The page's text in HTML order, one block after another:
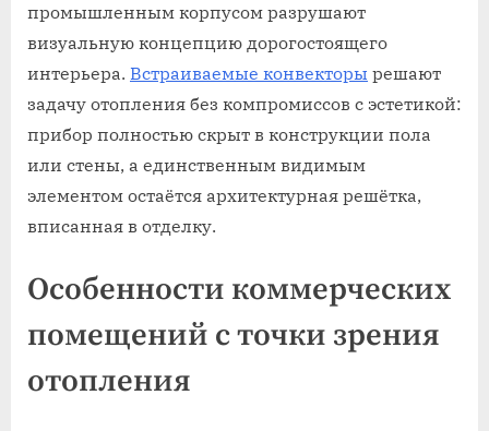
промышленным корпусом разрушают
визуальную концепцию дорогостоящего
интерьера. Встраиваемые конвекторы решают
задачу отопления без компромиссов с эстетикой:
прибор полностью скрыт в конструкции пола
или стены, а единственным видимым
элементом остаётся архитектурная решётка,
вписанная в отделку.
Особенности коммерческих
помещений с точки зрения
отопления